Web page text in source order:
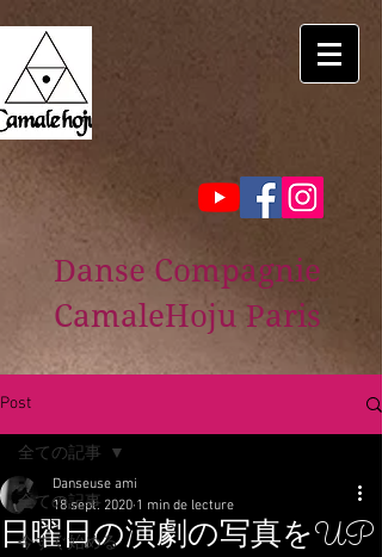
Danse Compagnie
CamaleHoju Paris
Post
全ての記事
今すぐ始める
全ての記事
日曜日の演劇の写真をUP
Danseuse ami
18 sept. 2020 1 min de lecture